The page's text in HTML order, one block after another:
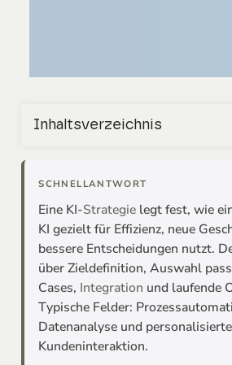
Inhaltsverzeichnis
SCHNELLANTWORT
Eine KI-Strategie legt fest, wie
KI gezielt für Effizienz, neue
bessere Entscheidungen nutzt.
über Zieldefinition, Auswahl
Cases, Integration und laufende
Typische Felder:
Datenanalyse und personalisierte
Kundeninteraktion.